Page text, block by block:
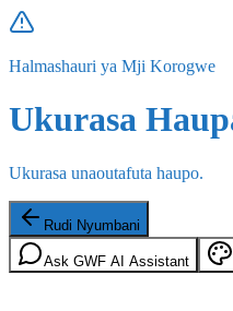
Halmashauri ya Mji Korogwe
Ukurasa
Ukurasa unaoutafuta haupo.
Rudi Nyumbani
Ask GWF AI Assistant